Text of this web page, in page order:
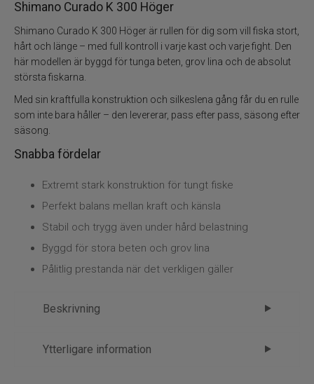
Shimano Curado K 300 Höger
Shimano Curado K 300 Höger är rullen för dig som vill fiska stort,
hårt och länge – med full kontroll i varje kast och varje fight. Den
här modellen är byggd för tunga beten, grov lina och de absolut
största fiskarna.
Med sin kraftfulla konstruktion och silkeslena gång får du en rulle
som inte bara håller – den levererar, pass efter pass, säsong efter
säsong.
Snabba fördelar
Extremt stark konstruktion för tungt fiske
Perfekt balans mellan kraft och känsla
Stabil och trygg även under hård belastning
Byggd för stora beten och grov lina
Pålitlig prestanda när det verkligen gäller
Beskrivning
Shimano Curado K 300 Höger
Ytterligare information